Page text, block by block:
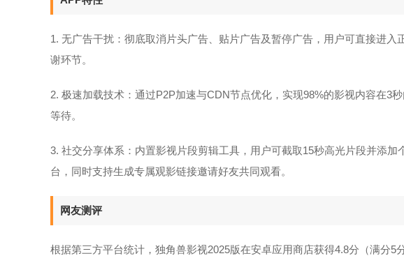
1. 无广告干扰：彻底取消片头广告、贴片广告及暂停广告，用户可直接进
谢环节。
2. 极速加载技术：通过P2P加速与CDN节点优化，实现98%的影视内容在3
等待。
3. 社交分享体系：内置影视片段剪辑工具，用户可截取15秒高光片段并添
台，同时支持生成专属观影链接邀请好友共同观看。
网友测评
根据第三方平台统计，独角兽影视2025版在安卓应用商店获得4.8分（满分5